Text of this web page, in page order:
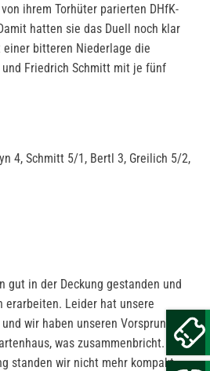
ihrem Torhüter parierten DHfK-
hatten sie das Duell noch klar
bitteren Niederlage die
Friedrich Schmitt mit je fünf
4, Schmitt 5/1, Bertl 3, Greilich 5/2,
gut in der Deckung gestanden und
erarbeiten. Leider hat unsere
wir haben unseren Vorsprung
was zusammenbricht. Im
standen wir nicht mehr kompakt